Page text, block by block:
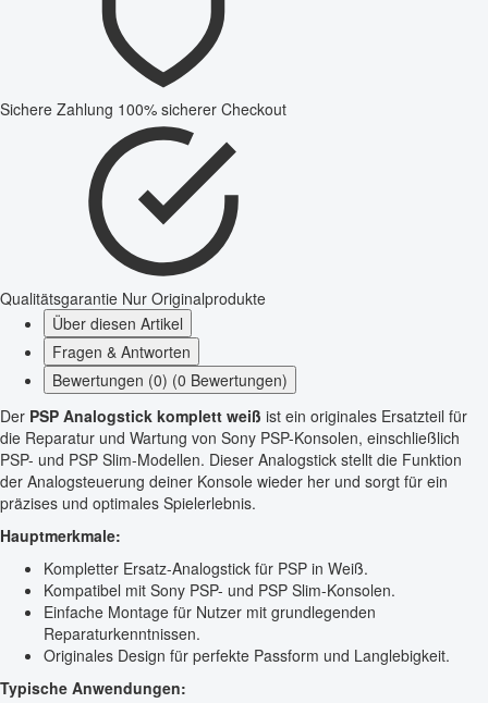
Sichere Zahlung 100% sicherer Checkout
Qualitätsgarantie Nur Originalprodukte
Über diesen Artikel
Fragen & Antworten
Bewertungen (0) (0 Bewertungen)
Der PSP Analogstick komplett weiß ist ein originales Ersatzteil für
die Reparatur und Wartung von Sony PSP-Konsolen, einschließlich
PSP- und PSP Slim-Modellen. Dieser Analogstick stellt die Funktion
der Analogsteuerung deiner Konsole wieder her und sorgt für ein
präzises und optimales Spielerlebnis.
Hauptmerkmale:
Kompletter Ersatz-Analogstick für PSP in Weiß.
Kompatibel mit Sony PSP- und PSP Slim-Konsolen.
Einfache Montage für Nutzer mit grundlegenden
Reparaturkenntnissen.
Originales Design für perfekte Passform und Langlebigkeit.
Typische Anwendungen: